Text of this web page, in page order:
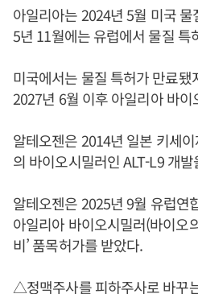
아일리아는 2024년 5월 미국
5년 11월에는 유럽에서 물질 특
미국에서는 물질 특허가 만료
2027년 6월 이후 아일리아 바
알테오젠은 2014년 일본 키세
의 바이오시밀러인 ALT-L9 개
알테오젠은 2025년 9월 유럽연
아일리아 바이오시밀러(바이오
비’ 품목허가를 받았다.
△정맥주사를 피하주사로 바꾸